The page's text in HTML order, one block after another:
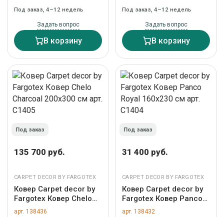
Под заказ, 4–12 недель
Задать вопрос
В корзину
Под заказ, 4–12 недель
Задать вопрос
В корзину
Под заказ
135 700 руб.
CARPET DECOR BY FARGOTEX
Ковер Carpet decor by
Fargotex Ковер Chelo
Charcoal 200х300 см
арт. 138436
Под заказ
31 400 руб.
CARPET DECOR BY FARGOTEX
Ковер Carpet decor by
Fargotex Ковер Panco
Royal 160х230 см арт.
арт. 138432